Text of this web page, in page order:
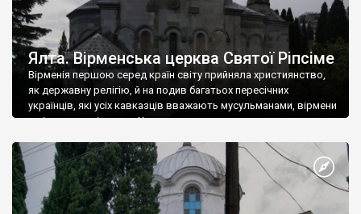
Ялта. Вірменська церква Святої Ріпсіме
Вірменія першою серед країн світу прийняла християнство,
як державну релігію, й на подив багатьох пересічних
українців, які усіх кавказців вважають мусульманами, вірмени
є відданими вірянами Христа